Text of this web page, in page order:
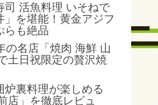
司 活魚料理 いそねで
」を堪能！黄金アジフ
らも絶品
の名店「焼肉 海鮮 山
土日祝限定の贅沢焼
炉裏料理が楽しめる
店」を徹底レビュ